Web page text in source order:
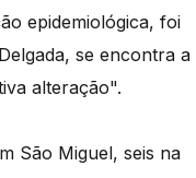
epidemiológica, foi
se encontra a
alteração".
São Miguel, seis na